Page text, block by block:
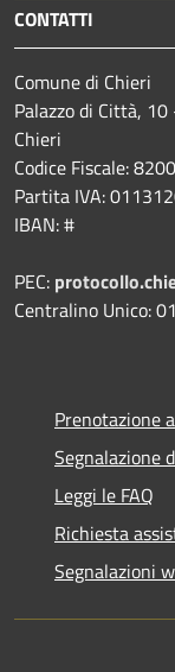
CONTATTI
Comune di Chieri
Palazzo di Città,
Chieri
Codice Fiscale:
Partita IVA:
IBAN: #
PEC:
Centralino Unico:
Prenotazione
Segnalazione
Leggi le FAQ
Richiesta
Segnalazioni